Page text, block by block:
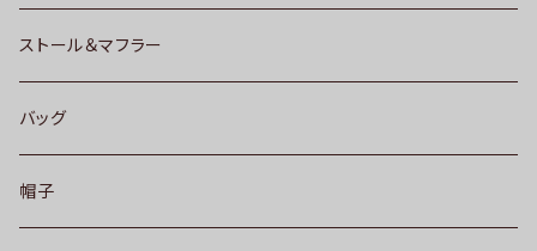
ストール＆マフラー
バッグ
帽子